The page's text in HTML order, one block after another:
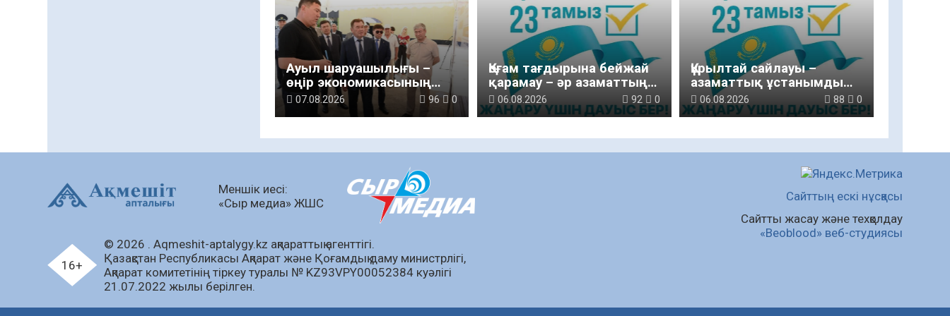
Ауыл шаруашылығы –
өңір экономикасының
негізгі тірегі
07.08.2026 96 0
Қоғам тағдырына бейжай
қарамау – әр азаматтың
парызы
06.08.2026 92 0
Құрылтай сайлауы –
азаматтық ұстанымды
танытатын маңызды
қадам
06.08.2026 88 0
Меншік иесі:
«Сыр медиа» ЖШС
16+
© 2026 . Аqmeshit-aptalygy.kz ақпараттық агенттігі.
Қазақстан Республикасы Ақпарат және Қоғамдық даму министрлігі,
Ақпарат комитетінің тіркеу туралы № KZ93VPY00052384 куәлігі
21.07.2022 жылы берілген.
Сайттың ескі нұсқасы
Сайтты жасау және техқолдау
«Beoblood» веб-студиясы